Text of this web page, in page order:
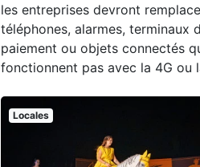
les entreprises devront
téléphones, alarmes, terminaux
paiement ou objets connectés
fonctionnent pas avec la 4G ou
Locales